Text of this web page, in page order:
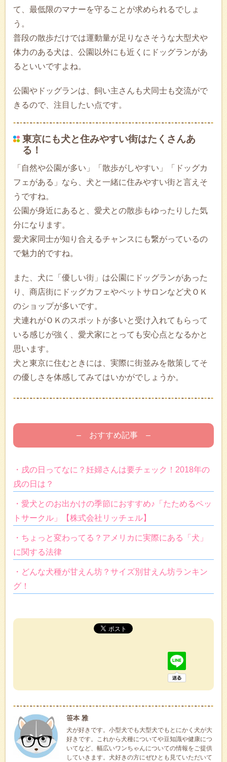
て、最低限のマナーを守ることが求められるでしょ
う。
普段の散歩だけでは運動量が足りなさそうな大型犬や
体力のある犬は、公園以外にも近くにドッグランがあ
るといいですよね。
公園やドッグランは、飼い主さんも犬同士も交流がで
きるので、注目したい点です。
東京にも犬と住みやすい街はたくさんあ
る！
「自然や公園が多い」「散歩がしやすい」「ドッグカ
フェがある」なら、犬と一緒に住みやすい街と言えそ
うですね。
公園が身近にあると、愛犬との散歩もゆったりした気
分になります。
愛犬家同士が知り合えるチャンスにも繋がっているの
で魅力的ですね。
また、犬に「優しい街」は公園にドッグランがあった
り、商店街にドッグカフェやペットサロンなど犬ＯＫ
のショップが多いです。
犬連れがＯＫのスポットが多いと受け入れてもらって
いる感じが強く、愛犬家にとっても安心点となるかと
思います。
犬と東京に住むときには、実際に街並みを散策してそ
の優しさを体感してみてはいかがでしょうか。
– おすすめ記事 –
・戌の日ってなに？妊婦さんは要チェック！2018年の
戌の日は？
・愛犬とのお出かけの季節におすすめ♪「たためるペッ
トサークル」【株式会社リッチェル】
・ちょっと変わってる？アメリカに実際にある「犬」
に関する法律
・どんな犬種が甘えん坊？サイズ別甘えん坊ランキン
グ！
笹本 雅
犬が好きです。小型犬でも大型犬でもとにかく犬が大
好きです。これから犬種についてや豆知識や健康につ
いてなど、幅広いワンちゃんについての情報をご提供
していきます。犬好きの方にぜひとも見ていただいて